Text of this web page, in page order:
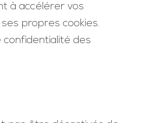
à accélérer vos
propres cookies.
confidentialité des